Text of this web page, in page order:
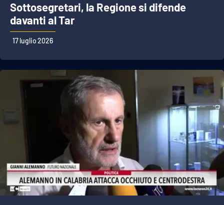
Sottosegretari, la Regione si difende
davanti al Tar
17 luglio 2026